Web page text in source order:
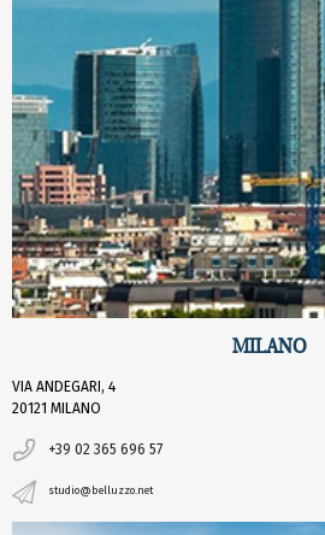
MILANO
VIA ANDEGARI, 4
20121 MILANO
+39 02 365 696 57
studio@belluzzo.net